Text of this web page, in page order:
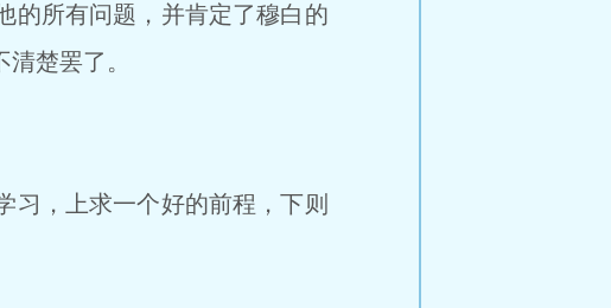
的所有问题，并肯定了穆白的
楚罢了。
，上求一个好的前程，下则